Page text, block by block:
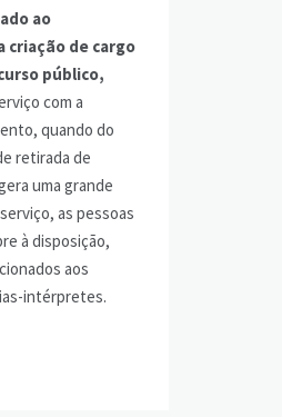
ao
criação de cargo
público,
com a
quando do
retirada de
uma grande
as pessoas
à disposição,
aos
intérpretes.